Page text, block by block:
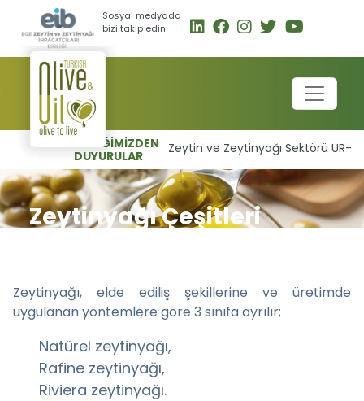
Sosyal medyada
bizi takip edin
BİRLİĞİMİZDEN
DUYURULAR
Zeytin ve Zeytinyağı Sektörü UR-
Zeytinyağı Çeşitleri
Zeytinyağı, elde ediliş şekillerine ve üretimde
uygulanan yöntemlere göre 3 sınıfa ayrılır;
Natürel zeytinyağı,
Rafine zeytinyağı,
Riviera zeytinyağı.